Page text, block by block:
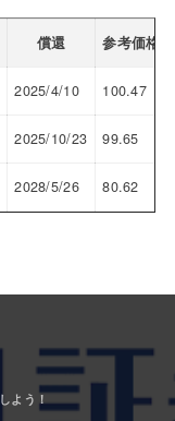
償還 参考価格
2025/4/10 100.47
2025/10/23 99.65
2028/5/26 80.62